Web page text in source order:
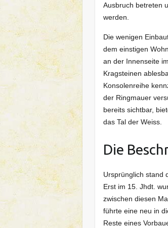
Ausbruch betreten
werden.
Die wenigen
dem einstigen
an der Innenseite
Kragsteinen
Konsolenreihe
der Ringmauer
bereits sichtbar,
das Tal der Weiss.
Die
Ursprünglich stand
Erst im 15. Jhdt.
zwischen diesen
führte eine neu in
Reste eines